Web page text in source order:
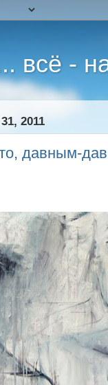
всё -
2011
давным-